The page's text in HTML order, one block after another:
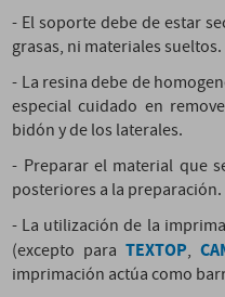
- El soporte debe de estar
grasas, ni materiales sueltos.
- La resina debe de
especial cuidado en
bidón y de los laterales.
- Preparar el material que
posteriores a la preparación.
- La utilización de la
(excepto paraTEXTOP,
imprimación actúa como